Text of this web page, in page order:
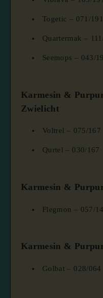
Togetic – 071/191
Quartermak –
Seemops – 043/
Karmesin &
Zwielicht
Voltrel – 075/167
Qurtel – 030/167
Karmesin &
Flegmon – 057/
Karmesin &
Golbat – 028/064